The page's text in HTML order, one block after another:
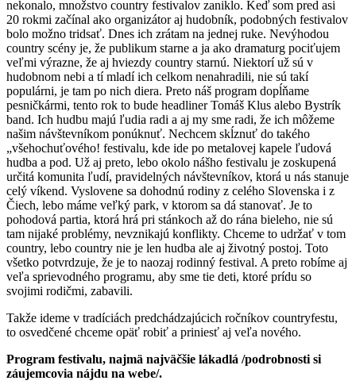
nekonalo, množstvo country festivalov zaniklo. Keď som pred asi
20 rokmi začínal ako organizátor aj hudobník, podobných festivalov
bolo možno tridsať. Dnes ich zrátam na jednej ruke. Nevýhodou
country scény je, že publikum starne a ja ako dramaturg pociťujem
veľmi výrazne, že aj hviezdy country starnú. Niektorí už sú v
hudobnom nebi a tí mladí ich celkom nenahradili, nie sú takí
populárni, je tam po nich diera. Preto náš program dopĺňame
pesničkármi, tento rok to bude headliner Tomáš Klus alebo Bystrík
band. Ich hudbu majú ľudia radi a aj my sme radi, že ich môžeme
našim návštevníkom ponúknuť. Nechcem skĺznuť do takého
„všehochuťového! festivalu, kde ide po metalovej kapele ľudová
hudba a pod. Už aj preto, lebo okolo nášho festivalu je zoskupená
určitá komunita ľudí, pravidelných návštevníkov, ktorá u nás stanuje
celý víkend. Vyslovene sa dohodnú rodiny z celého Slovenska i z
Čiech, lebo máme veľký park, v ktorom sa dá stanovať. Je to
pohodová partia, ktorá hrá pri stánkoch až do rána bieleho, nie sú
tam nijaké problémy, nevznikajú konflikty. Chceme to udržať v tom
country, lebo country nie je len hudba ale aj životný postoj. Toto
všetko potvrdzuje, že je to naozaj rodinný festival. A preto robíme aj
veľa sprievodného programu, aby sme tie deti, ktoré prídu so
svojimi rodičmi, zabavili.
Takže ideme v tradíciách predchádzajúcich ročníkov countryfestu,
to osvedčené chceme opäť robiť a priniesť aj veľa nového.
Program festivalu, najmä najväčšie lákadlá /podrobnosti si
záujemcovia nájdu na webe/.